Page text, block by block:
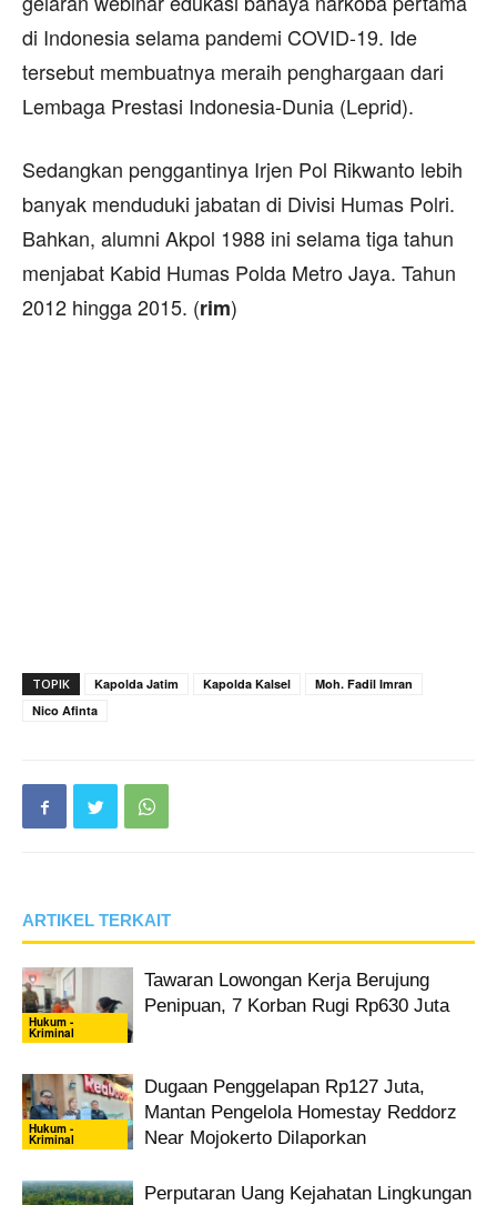
di Indonesia selama pandemi COVID-19. Ide
tersebut membuatnya meraih penghargaan dari
Lembaga Prestasi Indonesia-Dunia (Leprid).
Sedangkan penggantinya Irjen Pol Rikwanto lebih
banyak menduduki jabatan di Divisi Humas Polri.
Bahkan, alumni Akpol 1988 ini selama tiga tahun
menjabat Kabid Humas Polda Metro Jaya. Tahun
2012 hingga 2015. (rim)
TOPIK Kapolda Jatim Kapolda Kalsel
Moh. Fadil Imran
Nico Afinta
ARTIKEL TERKAIT
Hukum -
Kriminal
Tawaran Lowongan Kerja Berujung
Penipuan, 7 Korban Rugi Rp630 Juta
Hukum -
Kriminal
Dugaan Penggelapan Rp127 Juta,
Mantan Pengelola Homestay Reddorz
Near Mojokerto Dilaporkan
Perputaran Uang Kejahatan Lingkungan